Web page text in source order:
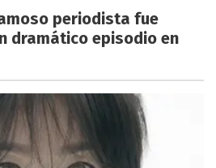
periodista fue
dramático episodio en